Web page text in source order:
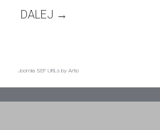
DALEJ →
Joomla SEF URLs by Artio